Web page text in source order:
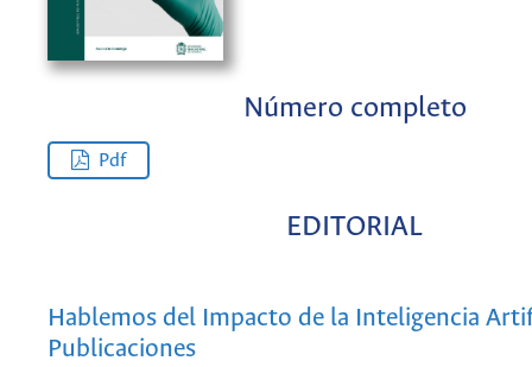
Número completo
Pdf
EDITORIAL
Hablemos del Impacto de la Inteligencia
Publicaciones